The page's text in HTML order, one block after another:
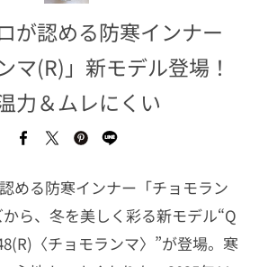
が認める防寒インナー
マ(R)」新モデル登場！
力＆ムレにくい
める防寒インナー「チョモラン
ら、冬を美しく彩る新モデル“Q
〈チョモランマ〉”が登場。寒